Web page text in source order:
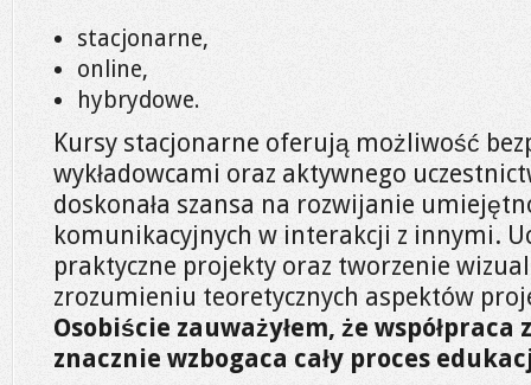
stacjonarne,
online,
hybrydowe.
Kursy stacjonarne oferują możliwość
wykładowcami oraz aktywnego
doskonała szansa na rozwijanie
komunikacyjnych w interakcji z innymi.
praktyczne projekty oraz tworzenie
zrozumieniu teoretycznych aspektów
Osobiście zauważyłem, że
znacznie wzbogaca cały proces